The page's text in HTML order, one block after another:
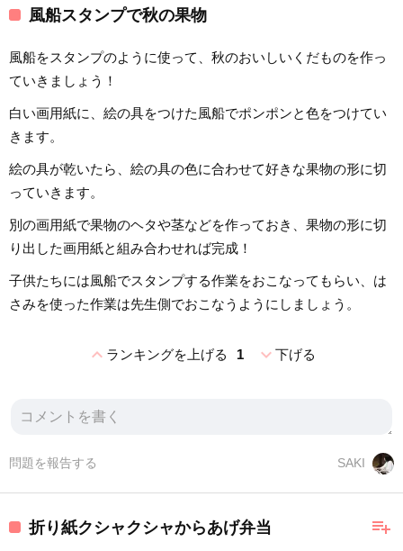
風船スタンプで秋の果物
風船をスタンプのように使って、秋のおいしいくだものを作っ
ていきましょう！
白い画用紙に、絵の具をつけた風船でポンポンと色をつけてい
きます。
絵の具が乾いたら、絵の具の色に合わせて好きな果物の形に切
っていきます。
別の画用紙で果物のヘタや茎などを作っておき、果物の形に切
り出した画用紙と組み合わせれば完成！
子供たちには風船でスタンプする作業をおこなってもらい、は
さみを使った作業は先生側でおこなうようにしましょう。
expand_lessランキングを上げる 1 expand_more下げる
SAKI
問題を報告する
playlist_add
折り紙クシャクシャからあげ弁当